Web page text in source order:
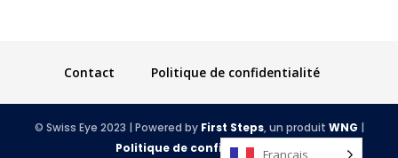
Contact Politique de confidentialité
© Swiss Eye 2023 | Powered by First Steps, un produit WNG |
Politique de confidentialitéFrançais